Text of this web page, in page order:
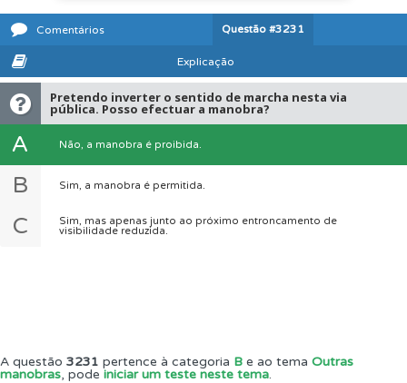
Comentários Questão #3231
Explicação
Pretendo inverter o sentido de marcha nesta via
pública. Posso efectuar a manobra?
A Não, a manobra é proibida.
B Sim, a manobra é permitida.
C
Sim, mas apenas junto ao próximo entroncamento de
visibilidade reduzida.
A questão 3231 pertence à categoria B e ao tema Outras
manobras, pode iniciar um teste neste tema.